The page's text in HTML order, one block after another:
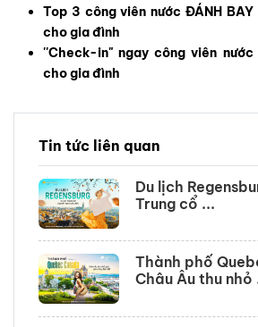
Top 3 công viên nước ĐÁNH BAY
cho gia đình
''Check-in" ngay công viên
cho gia đình
Tin tức liên quan
Du lịch
Trung cổ ...
Thành phố
Châu Âu thu nhỏ